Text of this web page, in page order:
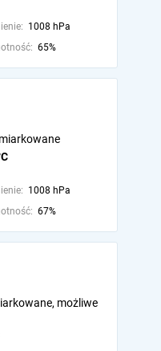
1008 hPa
65%
1008 hPa
67%
możliwe